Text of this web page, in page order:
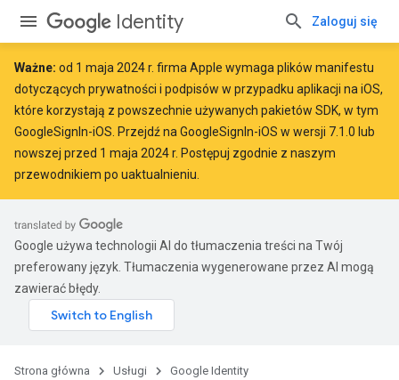
Identity Zaloguj się
Ważne: od 1 maja 2024 r. firma Apple wymaga plików manifestu
dotyczących prywatności i podpisów w przypadku aplikacji na iOS,
które korzystają z powszechnie używanych pakietów SDK, w tym
GoogleSignIn-iOS. Przejdź na GoogleSignIn-iOS w wersji 7.1.0 lub
nowszej przed 1 maja 2024 r. Postępuj zgodnie z naszym
przewodnikiem po uaktualnieniu
Google używa technologii AI do tłumaczenia treści na Twój
preferowany język. Tłumaczenia wygenerowane przez AI mogą
zawierać błędy.
Strona główna Usługi
Google Identity